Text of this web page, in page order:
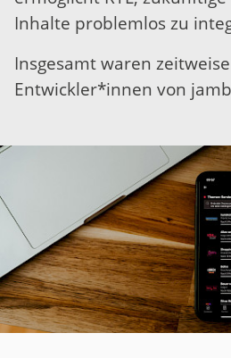
Inhalte problemlos zu
Insgesamt waren
Entwickler*innen von